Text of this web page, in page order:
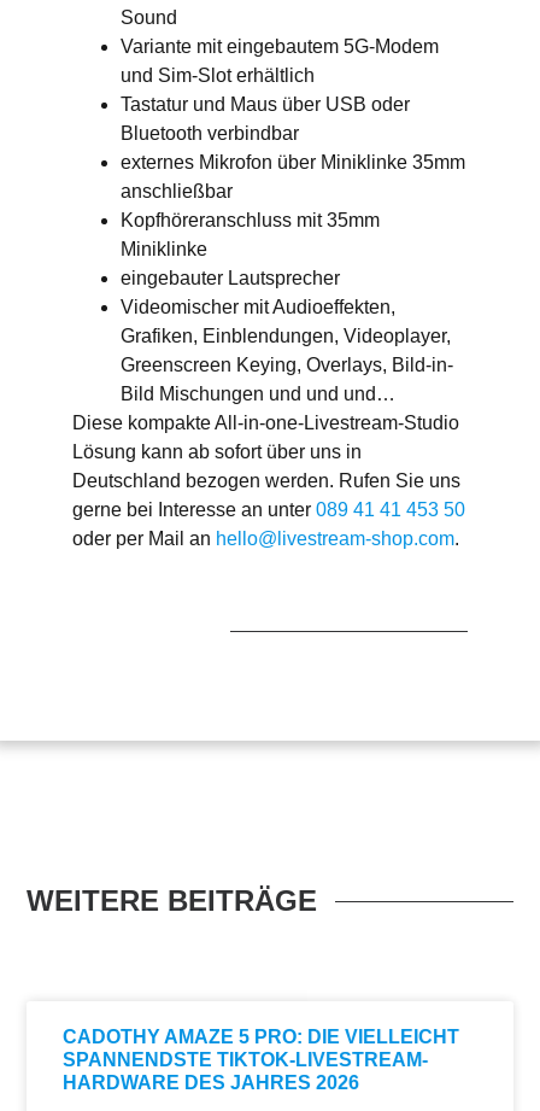
Sound
Variante mit eingebautem 5G-Modem
und Sim-Slot erhältlich
Tastatur und Maus über USB oder
Bluetooth verbindbar
externes Mikrofon über Miniklinke 35mm
anschließbar
Kopfhöreranschluss mit 35mm
Miniklinke
eingebauter Lautsprecher
Videomischer mit Audioeffekten,
Grafiken, Einblendungen, Videoplayer,
Greenscreen Keying, Overlays, Bild-in-
Bild Mischungen und und und…
Diese kompakte All-in-one-Livestream-Studio
Lösung kann ab sofort über uns in
Deutschland bezogen werden. Rufen Sie uns
gerne bei Interesse an unter 089 41 41 453 50
oder per Mail an hello@livestream-shop.com.
WEITERE BEITRÄGE
CADOTHY AMAZE 5 PRO: DIE VIELLEICHT
SPANNENDSTE TIKTOK-LIVESTREAM-
HARDWARE DES JAHRES 2026